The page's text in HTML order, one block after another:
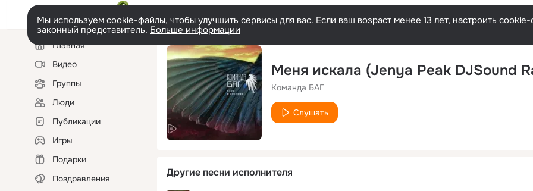
Мы используем cookie-файлы, чтобы улучшить сервисы для вас. Если ваш возраст менее 13 лет, настроить
законный представитель. Больше информации
Левая
колонкаГлавная
Видео
Группы
Люди
Публикации
Игры
Подарки
Поздравления
Меня искала (Jenya Peak DJSound
Команда БАГ
Слушать
Другие песни исполнителя